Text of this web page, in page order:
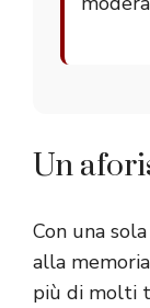
Un
Con una
alla
più di molti